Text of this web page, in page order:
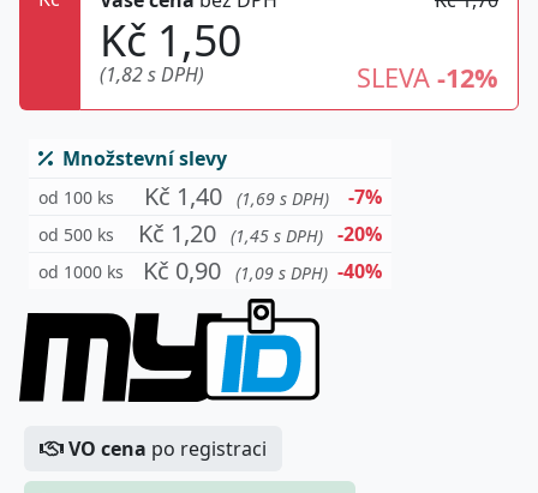
Kč 1,50
(1,82 s DPH) SLEVA -12%
Množstevní slevy
od 100 ks Kč 1,40 (1,69 s DPH) -7%
od 500 ks Kč 1,20 (1,45 s DPH) -20%
od 1000 ks Kč 0,90 (1,09 s DPH) -40%
VO cena po registraci